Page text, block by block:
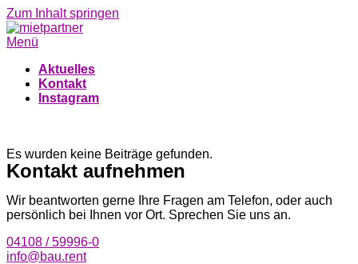
Zum Inhalt springen
Menü
Aktuelles
Kontakt
Instagram
Es wurden keine Beiträge gefunden.
Kontakt aufnehmen
Wir beantworten gerne Ihre Fragen am Telefon, oder auch
persönlich bei Ihnen vor Ort. Sprechen Sie uns an.
04108 / 59996-0
info@bau.rent